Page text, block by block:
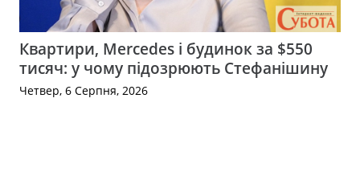
Квартири, Mercedes і будинок за $550
тисяч: у чому підозрюють Стефанішину
Четвер, 6 Серпня, 2026